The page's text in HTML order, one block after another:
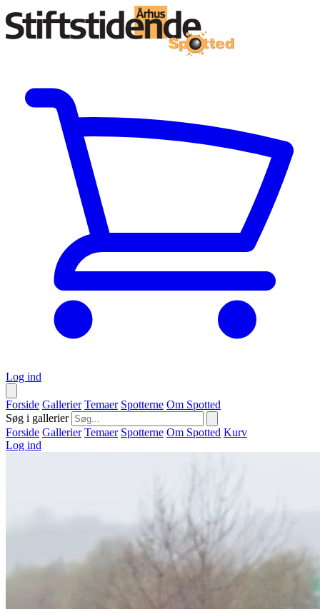
Log ind
Forside Gallerier Temaer Spotterne Om Spotted
Søg i gallerier
Forside Gallerier Temaer Spotterne Om Spotted Kurv
Log ind